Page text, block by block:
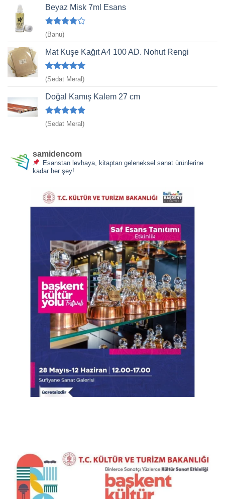
Beyaz Misk 7ml Esans
5
üzerinden
4 oy aldı
(Banu)
Mat Kuşe Kağıt A4 100 AD. Nohut Rengi
5 üzerinden
5
(Sedat Meral)
Doğal Kamış Kalem 27 cm
5 üzerinden
5
(Sedat Meral)
samidencom
Esanstan levhaya, kitaptan geleneksel sanat ürünlerine
kadar her şey!